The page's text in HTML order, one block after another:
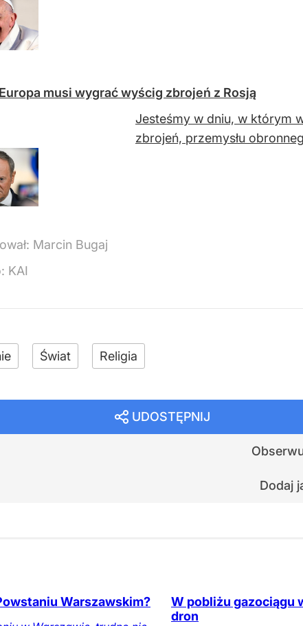
musi wygrać wyścig zbrojeń z Rosją
Jesteśmy w dniu, w którym
zbrojeń, przemysłu
Marcin Bugaj
KAI
Świat Religia
UDOSTĘPNIJ
Dodaj
Warszawskim?
W pobliżu gazociągu
dron